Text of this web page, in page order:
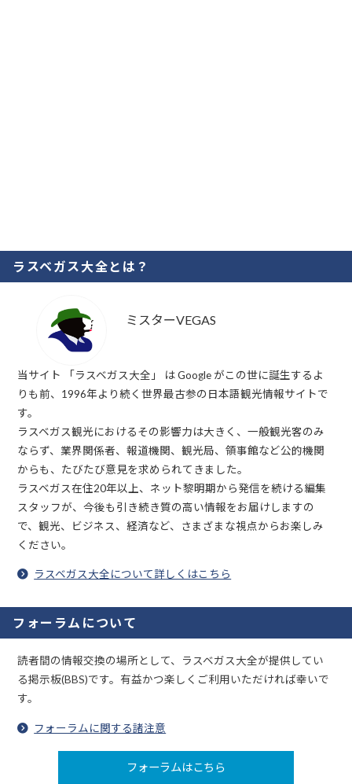
ラスベガス大全とは？
ミスターVEGAS
当サイト 「ラスベガス大全」 は Google がこの世に誕生するよ
りも前、1996年より続く世界最古参の日本語観光情報サイトで
す。
ラスベガス観光におけるその影響力は大きく、一般観光客のみ
ならず、業界関係者、報道機関、観光局、領事館など公的機関
からも、たびたび意見を求められてきました。
ラスベガス在住20年以上、ネット黎明期から発信を続ける編集
スタッフが、今後も引き続き質の高い情報をお届けしますの
で、観光、ビジネス、経済など、さまざまな視点からお楽しみ
ください。
ラスベガス大全について詳しくはこちら
フォーラムについて
読者間の情報交換の場所として、ラスベガス大全が提供してい
る掲示板(BBS)です。有益かつ楽しくご利用いただければ幸いで
す。
フォーラムに関する諸注意
フォーラムはこちら